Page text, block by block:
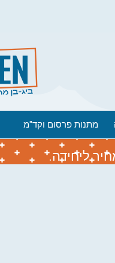
מתנות פרסום וקד"מ
ליחידה.